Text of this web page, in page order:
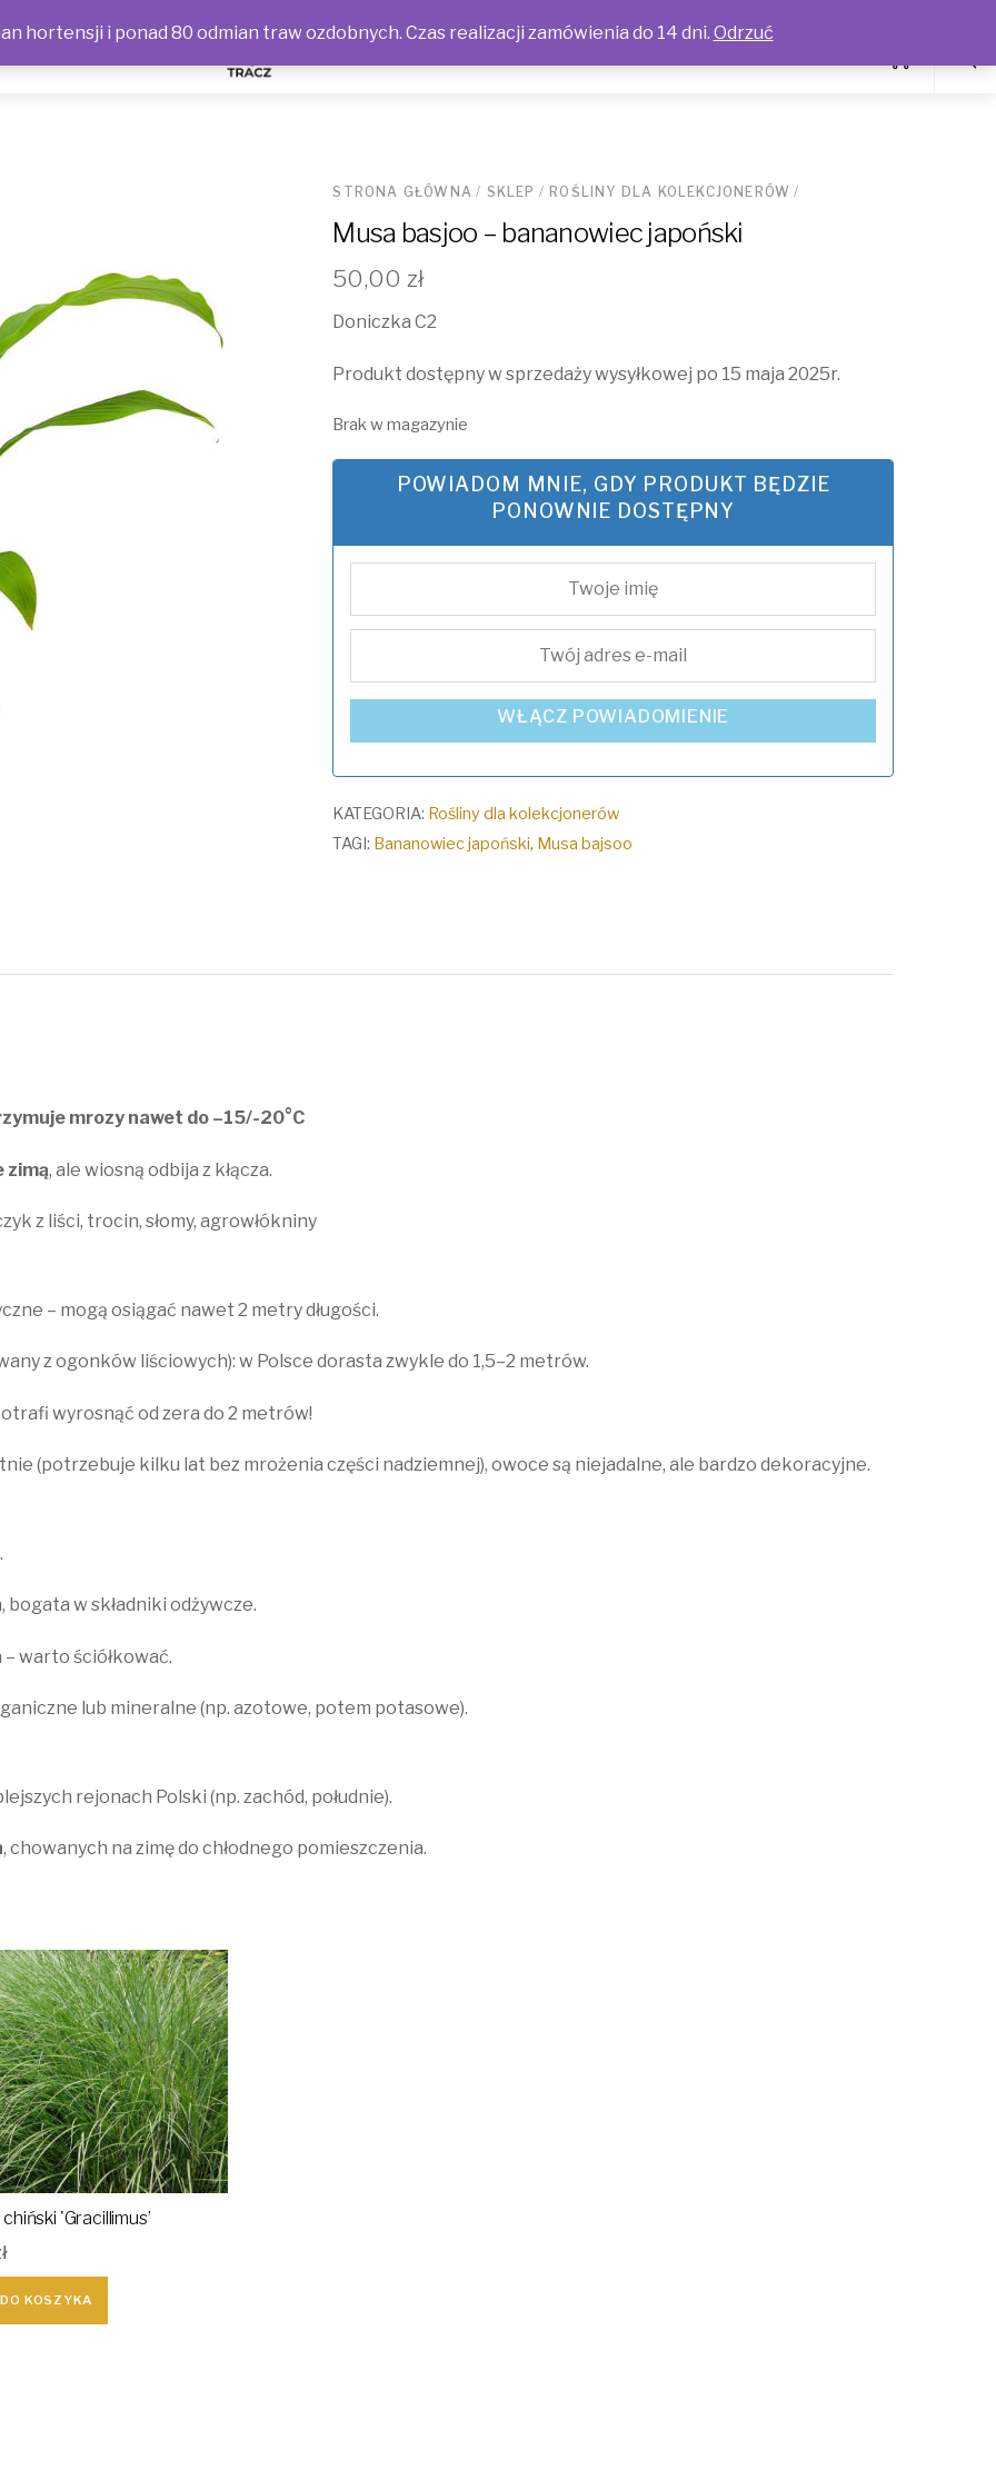
STRONA GŁÓWNA / SKLEP / ROŚLINY DLA KOLEKCJONERÓW /
Musa basjoo – bananowiec japoński
50,00 zł
Doniczka C2
Produkt dostępny w sprzedaży wysyłkowej po 15 maja 2025r.
Brak w magazynie
POWIADOM MNIE, GDY PRODUKT BĘDZIE
PONOWNIE DOSTĘPNY
WŁĄCZ POWIADOMIENIE
KATEGORIA: Rośliny dla kolekcjonerów
TAGI: Bananowiec japoński, Musa bajsoo
mrozy nawet do –15/-20°C
zimą, ale wiosną odbija z kłącza.
z liści, trocin, słomy, agrowłókniny
– mogą osiągać nawet 2 metry długości.
z ogonków liściowych): w Polsce dorasta zwykle do 1,5–2 metrów.
wyrosnąć od zera do 2 metrów!
(potrzebuje kilku lat bez mrożenia części nadziemnej), owoce są niejadalne, ale bardzo dekoracyjne.
bogata w składniki odżywcze.
warto ściółkować.
lub mineralne (np. azotowe, potem potasowe).
rejonach Polski (np. zachód, południe).
, chowanych na zimę do chłodnego pomieszczenia.
'Gracillimus’
KOSZYKA
hortensji i ponad 80 odmian traw ozdobnych. Czas realizacji zamówienia do 14 dni. Odrzuć